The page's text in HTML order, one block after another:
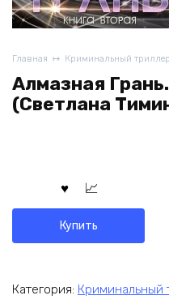
Главная Криминальный триллер
Алмазная
(Светлана
Купить
Категория: Криминальный